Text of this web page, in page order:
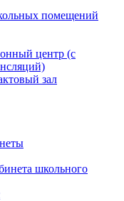
помещений
центр (с
зал
школьного